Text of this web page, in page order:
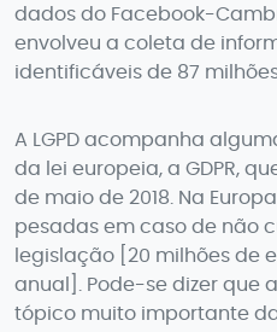
dados do Facebook-
envolveu a coleta de
identificáveis de 87
A LGPD acompanha
da lei europeia, a GDPR,
de maio de 2018. Na
pesadas em caso de não
legislação [20 milhões de
anual]. Pode-se dizer que
tópico muito importante